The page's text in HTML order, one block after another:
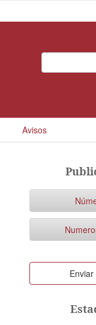
Avisos
Enviar
un
artículo